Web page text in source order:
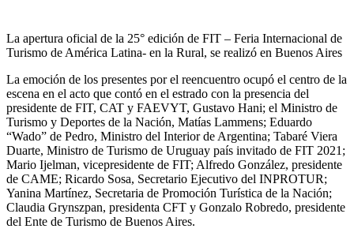
La apertura oficial de la 25° edición de FIT – Feria Internacional de
Turismo de América Latina- en la Rural, se realizó en Buenos Aires
La emoción de los presentes por el reencuentro ocupó el centro de la
escena en el acto que contó en el estrado con la presencia del
presidente de FIT, CAT y FAEVYT, Gustavo Hani; el Ministro de
Turismo y Deportes de la Nación, Matías Lammens; Eduardo
“Wado” de Pedro, Ministro del Interior de Argentina; Tabaré Viera
Duarte, Ministro de Turismo de Uruguay país invitado de FIT 2021;
Mario Ijelman, vicepresidente de FIT; Alfredo González, presidente
de CAME; Ricardo Sosa, Secretario Ejecutivo del INPROTUR;
Yanina Martínez, Secretaria de Promoción Turística de la Nación;
Claudia Grynszpan, presidenta CFT y Gonzalo Robredo, presidente
del Ente de Turismo de Buenos Aires.